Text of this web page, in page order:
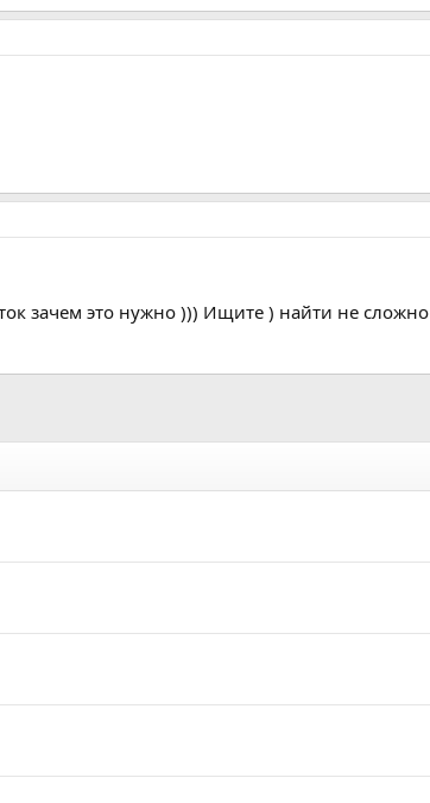
зачем это нужно ))) Ищите ) найти не сложно